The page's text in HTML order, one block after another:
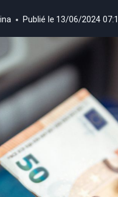
Publié le 13/06/2024